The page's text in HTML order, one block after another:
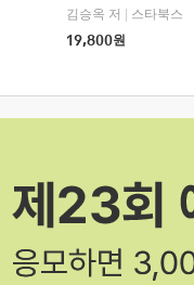
김승옥 저
스타북스
19,800원